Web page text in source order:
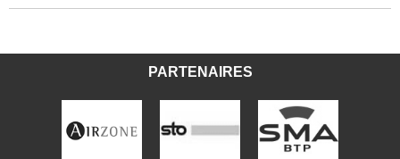
Rédactionnel native